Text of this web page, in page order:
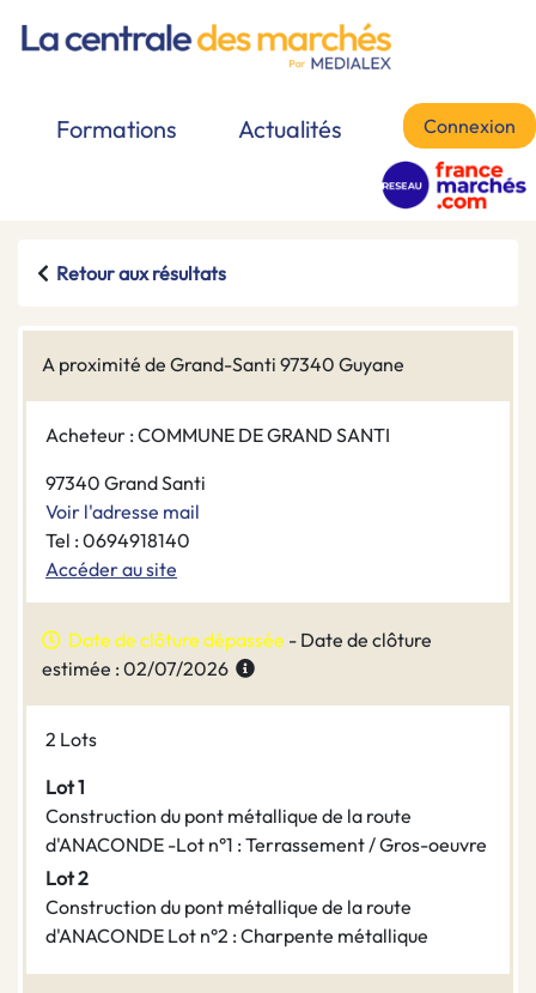
Formations Actualités Connexion
Retour aux résultats
A proximité de Grand-Santi 97340 Guyane
Acheteur : COMMUNE DE GRAND SANTI
97340 Grand Santi
Voir l'adresse mail
Tel : 0694918140
Accéder au site
Date de clôture dépassée - Date de clôture
estimée : 02/07/2026
2 Lots
Lot 1
Construction du pont métallique de la route
d'ANACONDE -Lot n°1 : Terrassement / Gros-oeuvre
Lot 2
Construction du pont métallique de la route
d'ANACONDE Lot n°2 : Charpente métallique